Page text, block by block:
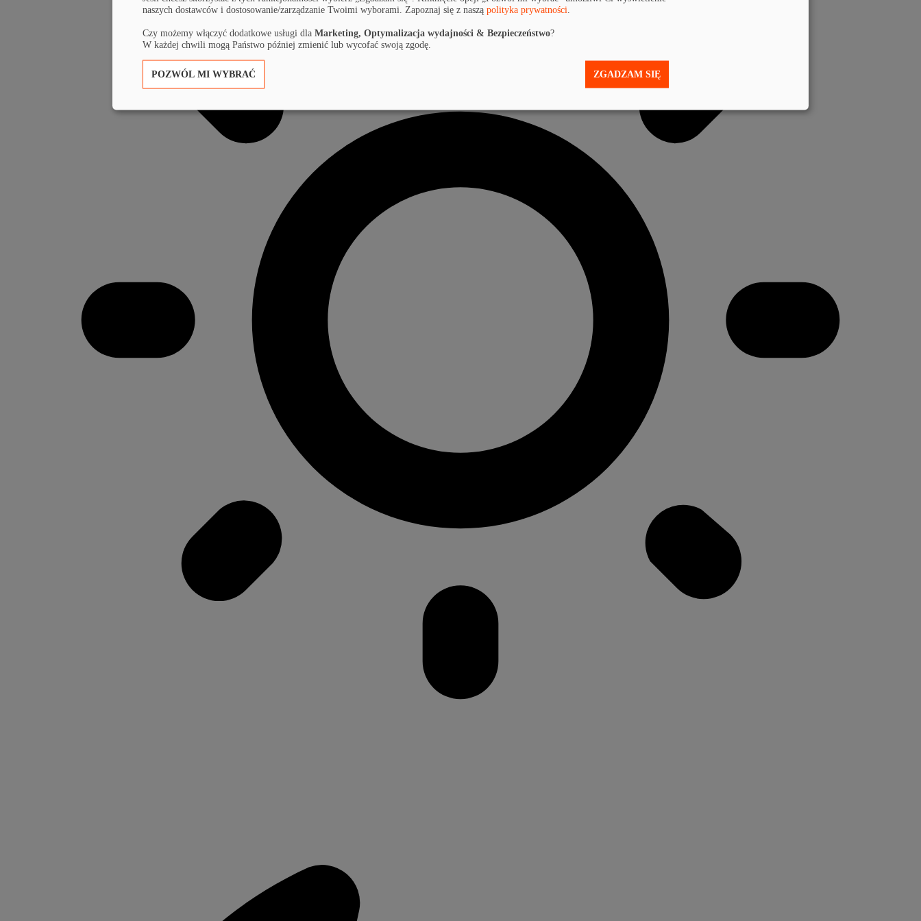
naszych dostawców i dostosowanie/zarządzanie Twoimi wyborami. Zapoznaj się z naszą polityka prywatności
Czy możemy włączyć dodatkowe usługi dla Marketing, Optymalizacja wydajności & Bezpieczeństwo?
W każdej chwili mogą Państwo później zmienić lub wycofać swoją zgodę.
POZWÓL MI WYBRAĆ ZGADZAM SIĘ